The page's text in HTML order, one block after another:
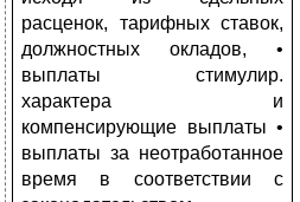
расценок, тарифных ставок,
должностных окладов, •
выплаты стимулир.
характера и
компенсирующие выплаты •
выплаты за неотработанное
время в соответствии с